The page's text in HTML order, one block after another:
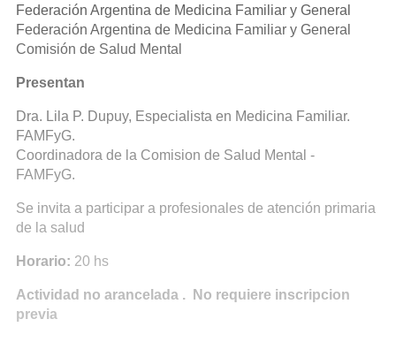
Federación Argentina de Medicina Familiar y General
Federación Argentina de Medicina Familiar y General
Comisión de Salud Mental
Presentan
Dra. Lila P. Dupuy, Especialista en Medicina Familiar.
FAMFyG.
Coordinadora de la Comision de Salud Mental -
FAMFyG.
Se invita a participar a profesionales de atención primaria
de la salud
Horario: 20 hs
Actividad no arancelada . No requiere inscripcion
previa